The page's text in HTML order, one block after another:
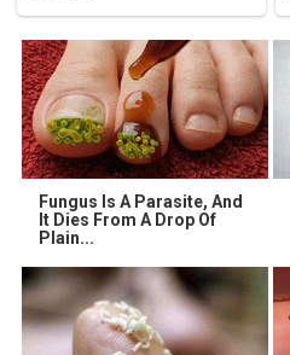
Fungus Is A Parasite, And
It Dies From A Drop Of
Plain...